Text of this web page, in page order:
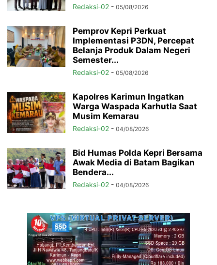
Redaksi-02 - 05/08/2026
Pemprov Kepri Perkuat
Implementasi P3DN, Percepat
Belanja Produk Dalam Negeri
Semester...
Redaksi-02 - 05/08/2026
Kapolres Karimun Ingatkan
Warga Waspada Karhutla Saat
Musim Kemarau
Redaksi-02 - 04/08/2026
Bid Humas Polda Kepri Bersama
Awak Media di Batam Bagikan
Bendera...
Redaksi-02 - 04/08/2026